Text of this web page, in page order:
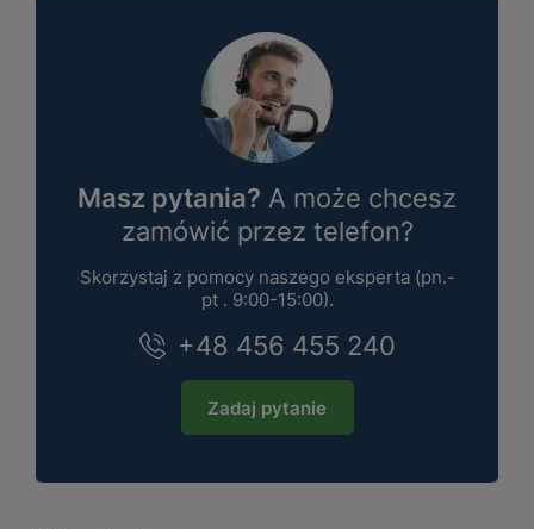
Masz pytania? A może chcesz
zamówić przez telefon?
Skorzystaj z pomocy naszego eksperta (pn.-
pt . 9:00-15:00).
+48 456 455 240
Zadaj pytanie